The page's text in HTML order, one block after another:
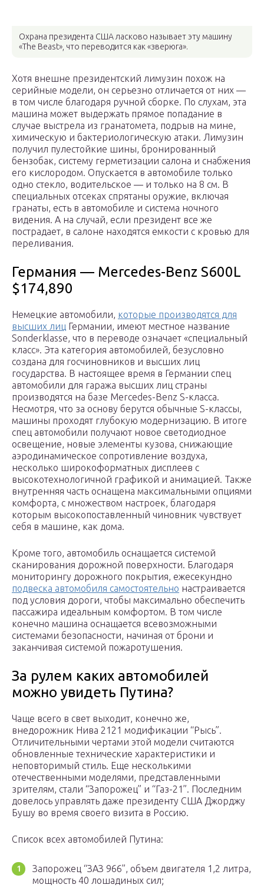
Охрана президента США ласково называет эту машину
«The Beast», что переводится как «зверюга».
Хотя внешне президентский лимузин похож на
серийные модели, он серьезно отличается от них —
в том числе благодаря ручной сборке. По слухам, эта
машина может выдержать прямое попадание в
случае выстрела из гранатомета, подрыв на мине,
химическую и бактериологическую атаки. Лимузин
получил пулестойкие шины, бронированный
бензобак, систему герметизации салона и снабжения
его кислородом. Опускается в автомобиле только
одно стекло, водительское — и только на 8 см. В
специальных отсеках спрятаны оружие, включая
гранаты, есть в автомобиле и система ночного
видения. А на случай, если президент все же
пострадает, в салоне находятся емкости с кровью для
переливания.
Германия — Mercedes-Benz S600L
$174,890
Немецкие автомобили, которые производятся для
высших лиц Германии, имеют местное название
Sonderklasse, что в переводе означает «специальный
класс». Эта категория автомобилей, безусловно
создана для госчиновников и высших лиц
государства. В настоящее время в Германии спец
автомобили для гаража высших лиц страны
производятся на базе Mercedes-Benz S-класса.
Несмотря, что за основу берутся обычные S-классы,
машины проходят глубокую модернизацию. В итоге
спец автомобили получают новое светодиодное
освещение, новые элементы кузова, снижающие
аэродинамическое сопротивление воздуха,
несколько широкоформатных дисплеев с
высокотехнологичной графикой и анимацией. Также
внутренняя часть оснащена максимальными опциями
комфорта, с множеством настроек, благодаря
которым высокопоставленный чиновник чувствует
себя в машине, как дома.
Кроме того, автомобиль оснащается системой
сканирования дорожной поверхности. Благодаря
мониторингу дорожного покрытия, ежесекундно
подвеска автомобиля самостоятельно настраивается
под условия дороги, чтобы максимально обеспечить
пассажира идеальным комфортом. В том числе
конечно машина оснащается всевозможными
системами безопасности, начиная от брони и
заканчивая системой пожаротушения.
За рулем каких автомобилей
можно увидеть Путина?
Чаще всего в свет выходит, конечно же,
внедорожник Нива 2121 модификации “Рысь”.
Отличительными чертами этой модели считаются
обновленные технические характеристики и
неповторимый стиль. Еще несколькими
отечественными моделями, представленными
зрителям, стали “Запорожец” и “Газ-21”. Последним
довелось управлять даже президенту США Джорджу
Бушу во время своего визита в Россию.
Список всех автомобилей Путина:
Запорожец “ЗАЗ 966”, объем двигателя 1,2 литра,
мощность 40 лошадиных сил;